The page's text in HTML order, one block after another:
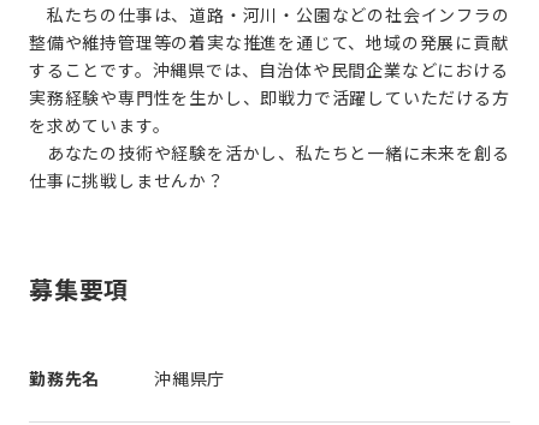
私たちの仕事は、道路・河川・公園などの社会インフラの
整備や維持管理等の着実な推進を通じて、地域の発展に貢献
することです。沖縄県では、自治体や民間企業などにおける
実務経験や専門性を生かし、即戦力で活躍していただける方
を求めています。
あなたの技術や経験を活かし、私たちと一緒に未来を創る
仕事に挑戦しませんか？
募集要項
勤務先名 沖縄県庁